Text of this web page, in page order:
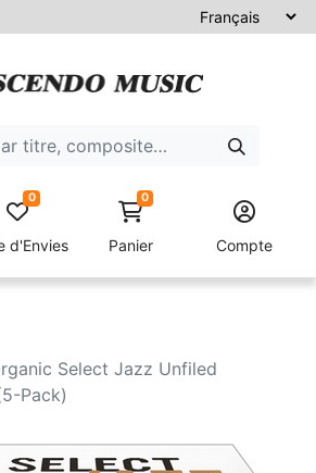
d'Envies
0 0
Panier Compte
Select Jazz Unfiled
Pack)